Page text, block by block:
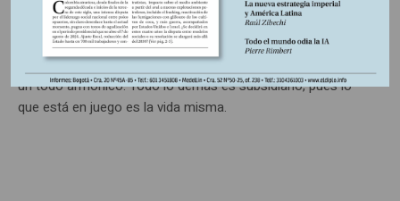
De lejos, el principal problema político, económico, social,
cultural y científico que hoy por hoy enfrenta la humanidad
es la profunda crisis climática que afecta al planeta como
un todo armónico. Todo lo demás es subsidiario, pues lo
que está en juego es la vida misma.